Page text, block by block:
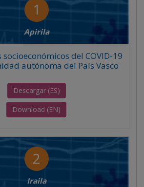
1
Apirila
del COVID-19
autónoma del País Vasco
Descargar (ES)
Download (EN)
2
Iraila